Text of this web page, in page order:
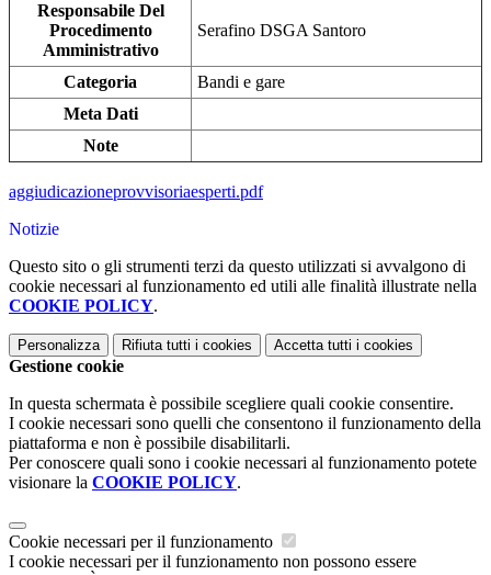
Responsabile Del
Procedimento
Amministrativo
Serafino DSGA Santoro
Categoria
Bandi e gare
Meta Dati
Note
aggiudicazioneprovvisoriaesperti.pdf
Notizie
Questo sito o gli strumenti terzi da questo utilizzati si avvalgono di
cookie necessari al funzionamento ed utili alle finalità illustrate nella
COOKIE POLICY.
Personalizza Rifiuta tutti i cookies Accetta tutti i cookies
Gestione cookie
In questa schermata è possibile scegliere quali cookie consentire.
I cookie necessari sono quelli che consentono il funzionamento della
piattaforma e non è possibile disabilitarli.
Per conoscere quali sono i cookie necessari al funzionamento potete
visionare la COOKIE POLICY.
Cookie necessari per il funzionamento
I cookie necessari per il funzionamento non possono essere